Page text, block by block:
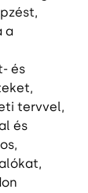
a
és
tervvel,
és